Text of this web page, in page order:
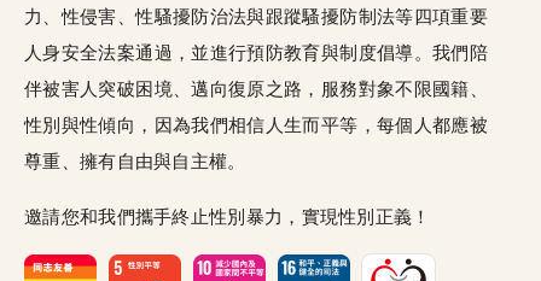
力、性侵害、性騷擾防治法與跟蹤騷擾防制法等四項重要
人身安全法案通過，並進行預防教育與制度倡導。我們陪
伴被害人突破困境、邁向復原之路，服務對象不限國籍、
性別與性傾向，因為我們相信人生而平等，每個人都應被
尊重、擁有自由與自主權。
邀請您和我們攜手終止性別暴力，實現性別正義！